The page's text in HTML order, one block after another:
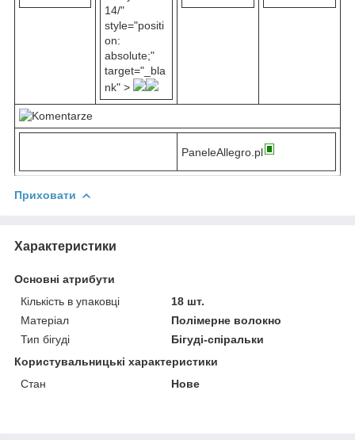
14/"
style="positi
on:
absolute;"
target="_bla
nk" >
PaneleAllegro.pl
Приховати
Характеристики
Основні атрибути
Кількість в упаковці
18 шт.
Матеріал
Полімерне волокно
Тип бігуді
Бігуді-спіральки
Користувальницькі характеристики
Стан
Нове